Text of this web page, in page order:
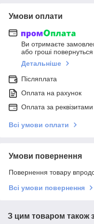
Умови оплати
Ви отримаєте
або гроші
Детальніше
Післяплата
Оплата на рахунок
Оплата за реквізитами
Всі умови оплати
Умови повернення
Повернення товару
Всі умови повернення
З цим товаром також